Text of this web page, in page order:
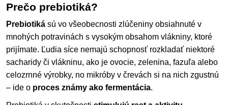
Prečo prebiotiká?
Prebiotiká sú vo všeobecnosti zlúčeniny obsiahnuté v
mnohých potravinách s vysokým obsahom vlákniny, ktoré
prijímate. Ľudia síce nemajú schopnosť rozkladať niektoré
sacharidy či vlákninu, ako je ovocie, zelenina, fazuľa alebo
celozrnné výrobky, no mikróby v črevách si na nich zgustnú
– ide o proces známy ako fermentácia.